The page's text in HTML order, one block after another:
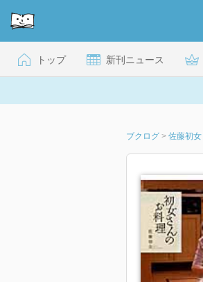
トップ 新刊ニュース
ブクログ > 佐藤初女